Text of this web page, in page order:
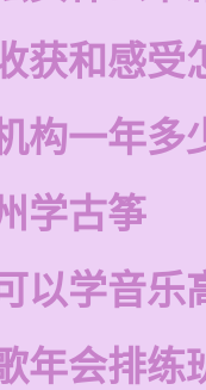
获和感受
构一年多
学古筝
以学音乐
年会排练